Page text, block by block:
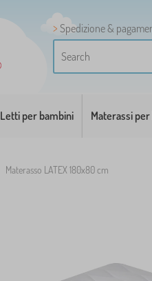
Spedizione &
Letti per bambini Materassi
Materasso LATEX 180x80 cm